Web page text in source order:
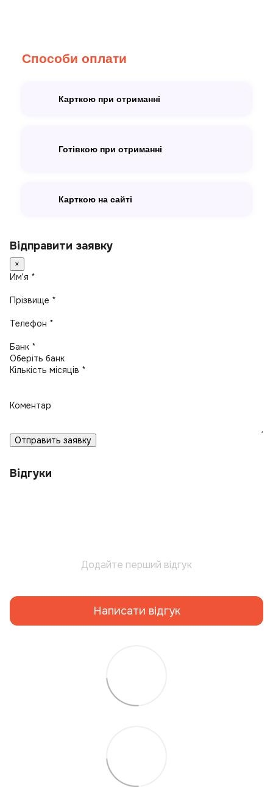
Способи оплати
Карткою при отриманні
Готівкою при отриманні
Карткою на сайті
Відправити заявку
×
Имʼя *
Прізвище *
Телефон *
Банк *
Кількість місяців *
Коментар
Отправить заявку
Відгуки
Додайте перший відгук
Написати відгук